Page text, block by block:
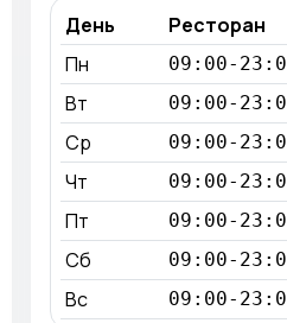
День
Ресторан
Пн
09:00-
Вт 09:00-
Ср 09:00-
Чт 09:00-
Пт 09:00-
Сб 09:00-
Вс 09:00-